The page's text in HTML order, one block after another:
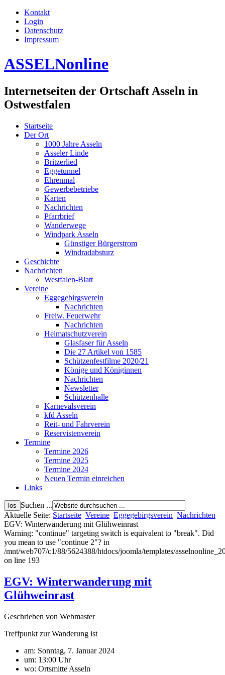
Kontakt
Login
Datenschutz
Impressum
ASSELNonline
Internetseiten der Ortschaft Asseln in
Ostwestfalen
Startseite
Der Ort
1000 Jahre Asseln
Asseler Linde
Britzerlied
Eggetunnel
Ehrenmal
Gewerbebetriebe
Karten
Nachrichten
Pfarrbrief
Wanderwege
Windpark Asseln
Günstiger Bürgerstrom
Windradabsturz
Geschichte
Nachrichten
Westfalen-Blatt
Vereine
Eggegebirgsverein
Nachrichten
Freiw. Feuerwehr
Nachrichten
Heimatschutzverein
Glasfaser für Asseln
Die 27 Artikel von 1585
Schützenfestfilme 2020/21
Könige und Königinnen
Nachrichten
Newsletter
Schützenhalle
Karnevalsverein
kfd Asseln
Reit- und Fahrverein
Reservistenverein
Termine
Termine 2026
Termine 2025
Termine 2024
Neuen Termin einreichen
Links
Suchen ...
Aktuelle Seite: Startseite Vereine Eggegebirgsverein Nachrichten
EGV: Winterwanderung mit Glühweinrast
Warning: "continue" targeting switch is equivalent to "break". Did
you mean to use "continue 2"? in
/mnt/web707/c1/88/5624388/htdocs/joomla/templates/
on line 193
EGV: Winterwanderung mit
Glühweinrast
Geschrieben von Webmaster
Treffpunkt zur Wanderung ist
am: Sonntag, 7. Januar 2024
um: 13:00 Uhr
wo: Ortsmitte Asseln